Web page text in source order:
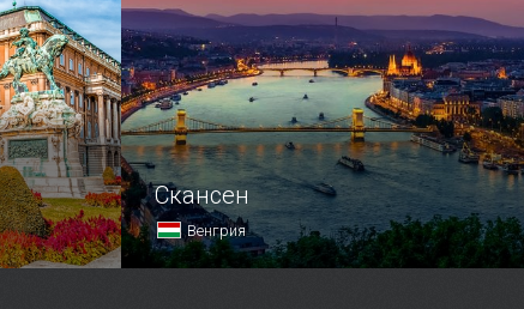
Скансен
Венгрия